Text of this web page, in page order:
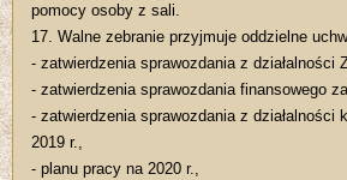
pomocy osoby z sali.
17. Walne zebranie przyjmuje oddzielne
- zatwierdzenia sprawozdania z działalności
- zatwierdzenia sprawozdania finansowego
- zatwierdzenia sprawozdania z działalności
2019 r.,
- planu pracy na 2020 r.,